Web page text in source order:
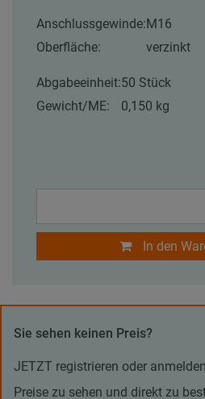
Anschlussgewinde:M16
Oberfläche:
verzinkt
Abgabeeinheit:50 Stück
Gewicht/ME:
0,150 kg
In den
Sie sehen keinen Preis?
JETZT registrieren oder
Preise zu sehen und direkt zu